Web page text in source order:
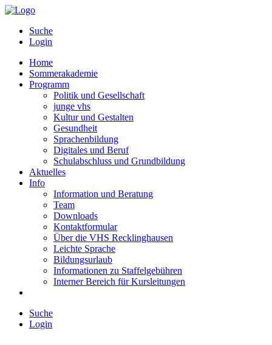
Suche
Login
Home
Sommerakademie
Programm
Politik und Gesellschaft
junge vhs
Kultur und Gestalten
Gesundheit
Sprachenbildung
Digitales und Beruf
Schulabschluss und Grundbildung
Aktuelles
Info
Information und Beratung
Team
Downloads
Kontaktformular
Über die VHS Recklinghausen
Leichte Sprache
Bildungsurlaub
Informationen zu Staffelgebühren
Interner Bereich für Kursleitungen
Suche
Login